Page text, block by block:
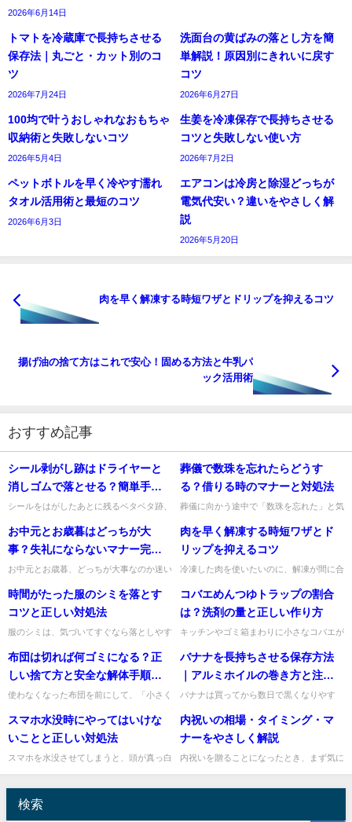
2026年6月14日
トマトを冷蔵庫で長持ちさせる
保存法｜丸ごと・カット別のコ
ツ
2026年7月24日
洗面台の黄ばみの落とし方を簡
単解説！原因別にきれいに戻す
コツ
2026年6月27日
100均で叶うおしゃれなおもちゃ
収納術と失敗しないコツ
2026年5月4日
生姜を冷凍保存で長持ちさせる
コツと失敗しない使い方
2026年7月2日
ペットボトルを早く冷やす濡れ
タオル活用術と最短のコツ
2026年6月3日
エアコンは冷房と除湿どっちが
電気代安い？違いをやさしく解
説
2026年5月20日
肉を早く解凍する時短ワザとドリップを抑えるコツ
揚げ油の捨て方はこれで安心！固める方法と牛乳パ
ック活用術
おすすめ記事
シール剥がし跡はドライヤーと
消しゴムで落とせる？簡単手順
と注意点
シールをはがしたあとに残るベタベタ跡、
と、軽い剥がし跡ならドライヤーで温めて
から消しゴムでこする方法が有...
葬儀で数珠を忘れたらどうす
る？借りる時のマナーと対処法
葬儀に向かう途中で「数珠を忘れた」と気
ず安心してください。数珠を忘れてしまっ
ても、慌てて式を欠席する必...
お中元とお歳暮はどっちが大
事？失礼にならないマナー完全
ガイド
お中元とお歳暮、どっちが大事なのか迷い
にはお歳暮のほうがより重みがあるとされ
ています。ただし、いちばん...
肉を早く解凍する時短ワザとド
リップを抑えるコツ
冷凍した肉を使いたいのに、解凍が間に合
は、やみくもに常温へ置くよりも、ドリッ
プをできるだけ抑えながら早...
時間がたった服のシミを落とす
コツと正しい対処法
服のシミは、気づいてすぐなら落としやす
み、ぐっと手ごわくなりますよね。でも、
あきらめるのはまだ早いです...
コバエめんつゆトラップの割合
は？洗剤の量と正しい作り方
キッチンやゴミ箱まわりに小さなコバエが
ね。私も「すぐ何とかしたい」と思うとき
によく調べるのが、めんつゆ...
布団は切れば何ゴミになる？正
しい捨て方と安全な解体手順・
注意点
使わなくなった布団を前にして、「小さく
も何ゴミ？」と迷いますよね。暮らしの探
求ナビゲーターの私が、布団...
バナナを長持ちさせる保存方法
｜アルミホイルの巻き方と注意
点
バナナは買ってから数日で黒くなりやす
いのに」と感じますよね。そんなときに試
しやすいのが、アルミホイルを...
スマホ水没時にやってはいけな
いことと正しい対処法
スマホを水没させてしまうと、頭が真っ白
ホが完全に故障してしまうこ...
内祝いの相場・タイミング・マ
ナーをやさしく解説
内祝いを贈ることになったとき、まず気に
検索